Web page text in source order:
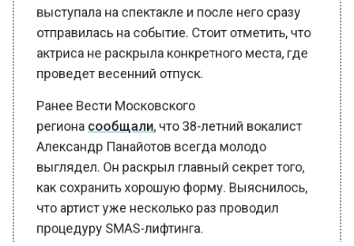
выступала на спектакле и после него сразу
отправилась на событие. Стоит отметить, что
актриса не раскрыла конкретного места, где
проведет весенний отпуск.
Ранее Вести Московского
регионасообщали, что 38-летний вокалист
Александр Панайотов всегда молодо
выглядел. Он раскрыл главный секрет того,
как сохранить хорошую форму. Выяснилось,
что артист уже несколько раз проводил
процедуру SMAS-лифтинга.